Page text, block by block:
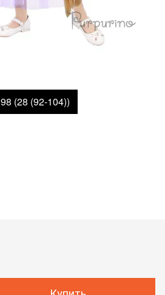
98 (28 (92-104))